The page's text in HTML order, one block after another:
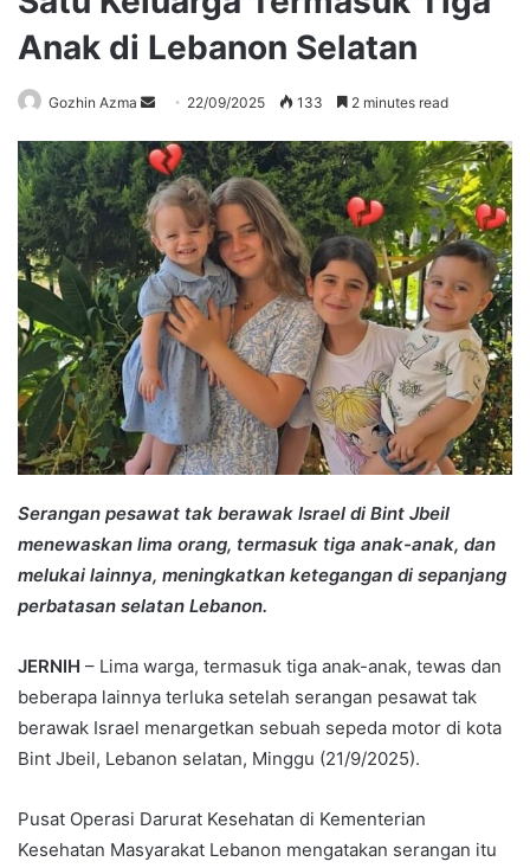
Anak di Lebanon Selatan
Gozhin Azma
Send
email
22/09/2025 133 2 minutes read
Serangan pesawat tak berawak Israel di Bint Jbeil
menewaskan lima orang, termasuk tiga anak-anak, dan
melukai lainnya, meningkatkan ketegangan di sepanjang
perbatasan selatan Lebanon.
JERNIH – Lima warga, termasuk tiga anak-anak, tewas dan
beberapa lainnya terluka setelah serangan pesawat tak
berawak Israel menargetkan sebuah sepeda motor di kota
Bint Jbeil, Lebanon selatan, Minggu (21/9/2025).
Pusat Operasi Darurat Kesehatan di Kementerian
Kesehatan Masyarakat Lebanon mengatakan serangan itu